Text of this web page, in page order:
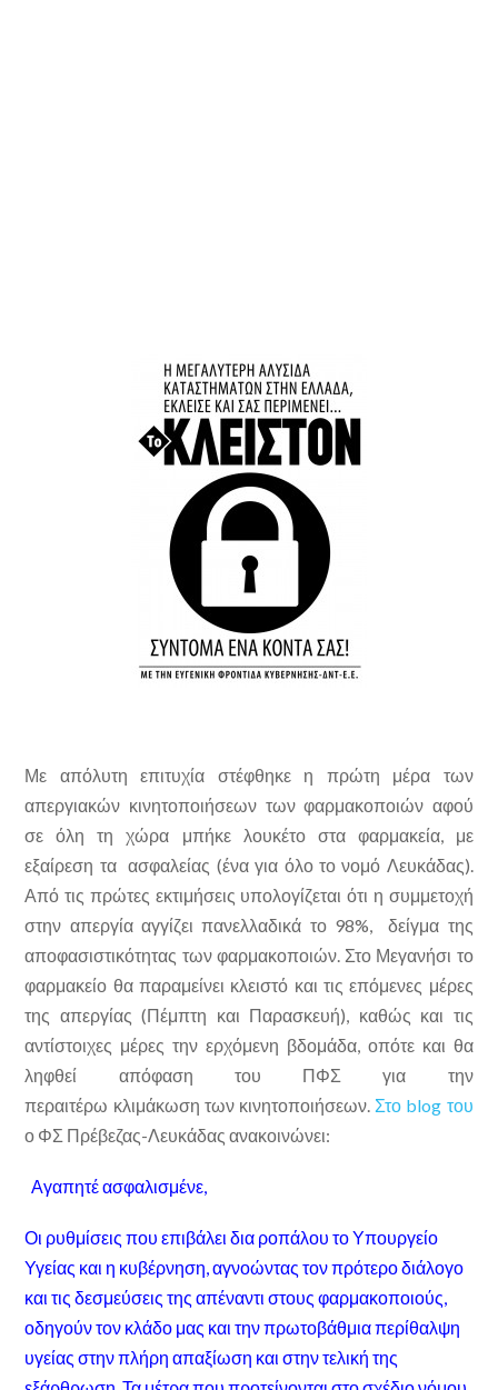
Με απόλυτη επιτυχία στέφθηκε η πρώτη μέρα των
απεργιακών κινητοποιήσεων των φαρμακοποιών αφού
σε όλη τη χώρα μπήκε λουκέτο στα φαρμακεία, με
εξαίρεση τα ασφαλείας (ένα για όλο το νομό Λευκάδας).
Από τις πρώτες εκτιμήσεις υπολογίζεται ότι η συμμετοχή
στην απεργία αγγίζει πανελλαδικά το 98%, δείγμα της
αποφασιστικότητας των φαρμακοποιών. Στο Μεγανήσι το
φαρμακείο θα παραμείνει κλειστό και τις επόμενες μέρες
της απεργίας (Πέμπτη και Παρασκευή), καθώς και τις
αντίστοιχες μέρες την ερχόμενη βδομάδα, οπότε και θα
ληφθεί απόφαση του ΠΦΣ για την
περαιτέρω κλιμάκωση των κινητοποιήσεων. Στο blog του
ο ΦΣ Πρέβεζας-Λευκάδας ανακοινώνει:
Αγαπητέ ασφαλισμένε,
Οι ρυθμίσεις που επιβάλει δια ροπάλου το Υπουργείο
Υγείας και η κυβέρνηση, αγνοώντας τον πρότερο διάλογο
και τις δεσμεύσεις της απέναντι στους φαρμακοποιούς,
οδηγούν τον κλάδο μας και την πρωτοβάθμια περίθαλψη
υγείας στην πλήρη απαξίωση και στην τελική της